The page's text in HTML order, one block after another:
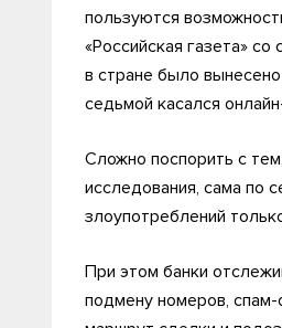
пользуются
«Российская газета»
в стране было
седьмой касался
Сложно поспорить с
исследования, сама по
злоупотреблений
При этом банки
подмену номеров,